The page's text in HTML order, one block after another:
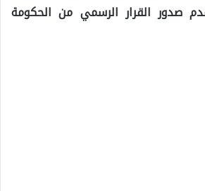
صدور القرار الرسمي من الحكومة